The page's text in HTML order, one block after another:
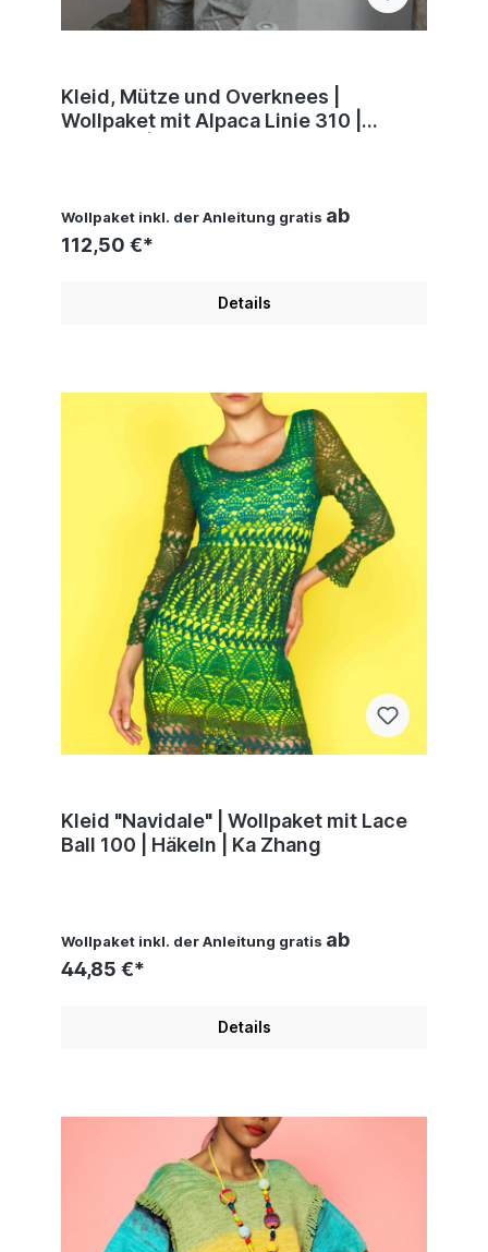
Kleid, Mütze und Overknees |
Wollpaket mit Alpaca Linie 310 |
Wollpaket inkl. der Anleitung gratis ab
112,50 €*
Details
Kleid "Navidale" | Wollpaket mit Lace
Ball 100 | Häkeln | Ka Zhang
Wollpaket inkl. der Anleitung gratis ab
44,85 €*
Details